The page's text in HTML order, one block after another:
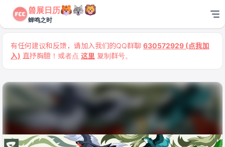
兽展日历
蝉鸣之时
有任何建议和反馈，请加入我们的QQ群聊 630572929 (点我加
入) 直抒胸臆！或者点 这里 复制群号。